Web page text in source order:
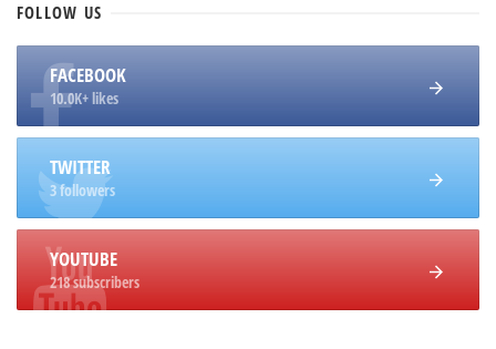
FOLLOW US
FACEBOOK
10.0K+ likes
TWITTER
3 followers
YOUTUBE
218 subscribers